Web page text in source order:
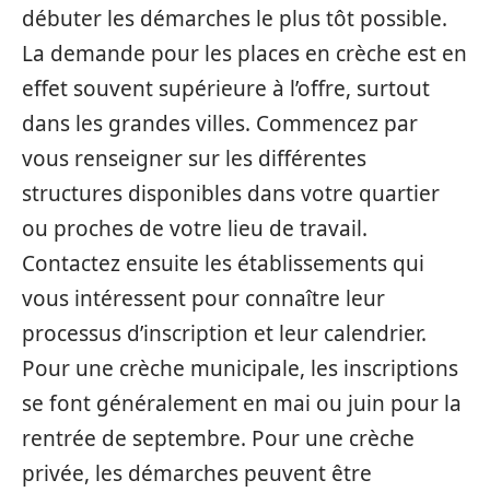
débuter les démarches le plus tôt possible.
La demande pour les places en crèche est en
effet souvent supérieure à l’offre, surtout
dans les grandes villes. Commencez par
vous renseigner sur les différentes
structures disponibles dans votre quartier
ou proches de votre lieu de travail.
Contactez ensuite les établissements qui
vous intéressent pour connaître leur
processus d’inscription et leur calendrier.
Pour une crèche municipale, les inscriptions
se font généralement en mai ou juin pour la
rentrée de septembre. Pour une crèche
privée, les démarches peuvent être